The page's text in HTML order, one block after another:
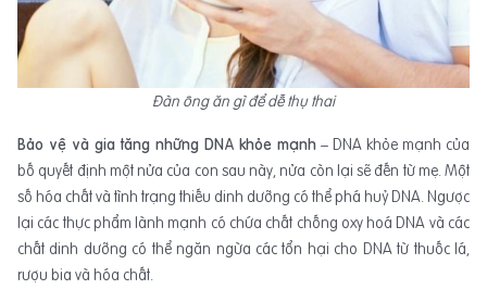
Đàn ông ăn gì để dễ thụ thai
Bảo vệ và gia tăng những DNA khỏe mạnh – DNA khỏe mạnh của
bố quyết định một nửa của con sau này, nửa còn lại sẽ đến từ mẹ. Một
số hóa chất và tình trạng thiếu dinh dưỡng có thể phá huỷ DNA. Ngược
lại các thực phẩm lành mạnh có chứa chất chống oxy hoá DNA và các
chất dinh dưỡng có thể ngăn ngừa các tổn hại cho DNA từ thuốc lá,
rượu bia và hóa chất.